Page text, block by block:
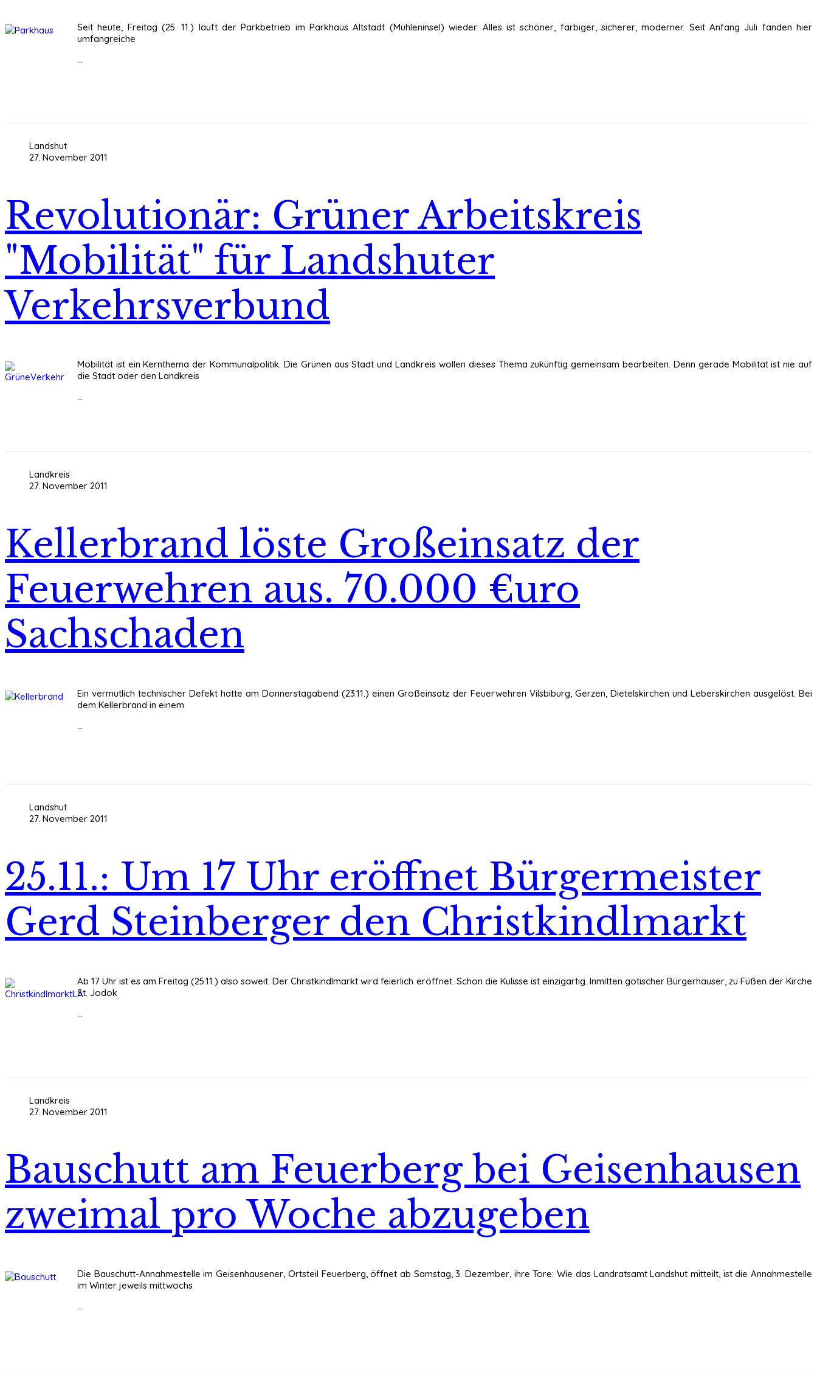
Seit heute, Freitag (25. 11.) läuft der Parkbetrieb im Parkhaus Altstadt (Mühleninsel) wieder. Alles ist schöner, farbiger, sicherer, moderner. Seit Anfang Juli fanden hier
umfangreiche
...
Landshut
27. November 2011
Revolutionär: Grüner Arbeitskreis
"Mobilität" für Landshuter
Verkehrsverbund
Mobilität ist ein Kernthema der Kommunalpolitik. Die Grünen aus Stadt und Landkreis wollen dieses Thema zukünftig gemeinsam bearbeiten. Denn gerade Mobilität ist nie auf
die Stadt oder den Landkreis
...
Landkreis
27. November 2011
Kellerbrand löste Großeinsatz der
Feuerwehren aus. 70.000 €uro
Sachschaden
Ein vermutlich technischer Defekt hatte am Donnerstagabend (23.11.) einen Großeinsatz der Feuerwehren Vilsbiburg, Gerzen, Dietelskirchen und Leberskirchen ausgelöst. Bei
dem Kellerbrand in einem
...
Landshut
27. November 2011
25.11.: Um 17 Uhr eröffnet Bürgermeister
Gerd Steinberger den Christkindlmarkt
Ab 17 Uhr ist es am Freitag (25.11.) also soweit. Der Christkindlmarkt wird feierlich eröffnet. Schon die Kulisse ist einzigartig. Inmitten gotischer Bürgerhäuser, zu Füßen der Kirche
St. Jodok
Landkreis
27. November 2011
Bauschutt am Feuerberg bei Geisenhausen
zweimal pro Woche abzugeben
Die Bauschutt-Annahmestelle im Geisenhausener, Ortsteil Feuerberg, öffnet ab Samstag, 3. Dezember, ihre Tore: Wie das Landratsamt Landshut mitteilt, ist die Annahmestelle
im Winter jeweils mittwochs
...